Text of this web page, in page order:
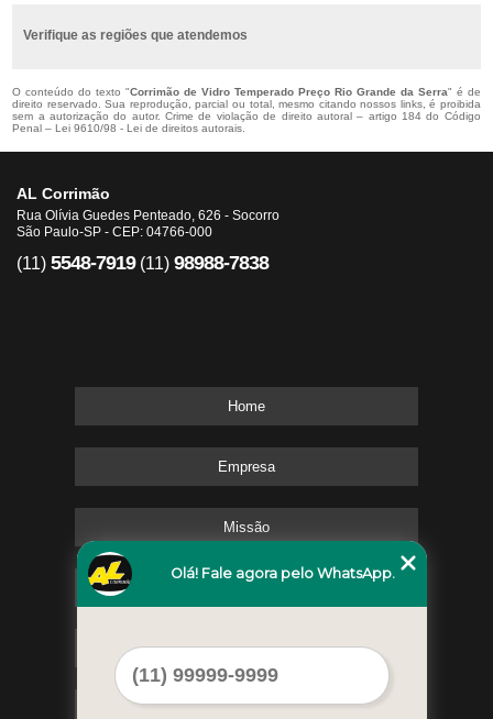
Verifique as regiões que atendemos
O conteúdo do texto "Corrimão de Vidro Temperado Preço Rio Grande da Serra" é de
direito reservado. Sua reprodução, parcial ou total, mesmo citando nossos links, é proibida
sem a autorização do autor. Crime de violação de direito autoral – artigo 184 do Código
Penal –Lei 9610/98 - Lei de direitos autorais
AL Corrimão
Rua Olívia Guedes Penteado, 626 - Socorro
São Paulo-SP - CEP: 04766-000
(11) 5548-7919 (11) 98988-7838
Home
Empresa
Missão
Serviços
Contato
Mapa do site
Olá! Fale agora pelo WhatsApp.